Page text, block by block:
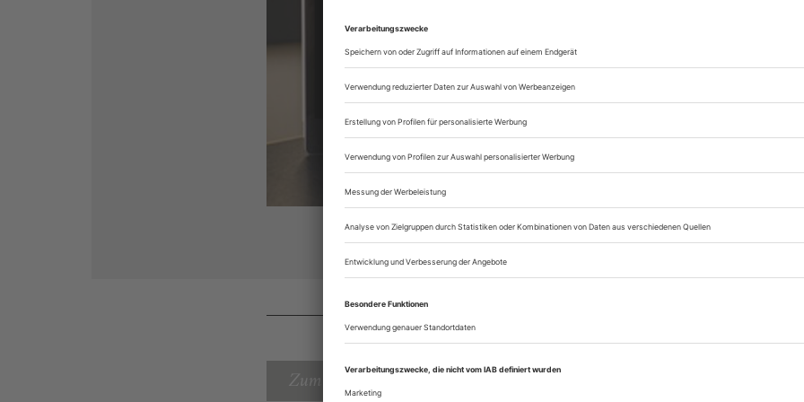
Lesegenuss auf
Digital-Abo testen
Zum Inhaltsverzeichnis